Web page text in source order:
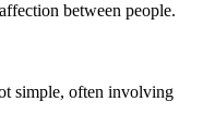
between people.
simple, often involving